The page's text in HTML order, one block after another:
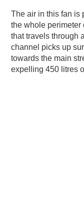
The air in this fan is
the whole perimeter
that travels through
channel picks up
towards the main
expelling 450 litres